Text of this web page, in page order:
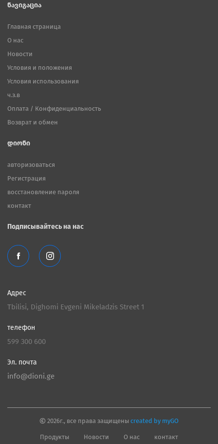
ნავიგაცია
Главная страница
О нас
Новости
Условия и положения
Условия использования
ч.з.в
Оплата / Конфиденциальность
Возврат и обмен
დიონი
авторизоваться
Регистрация
восстановление пароля
контакт
Подписывайтесь на нас
Адрес
Tbilisi, Dighomi Evgeni Mikeladzis Street 1
телефон
599 300 600
Эл. почта
info@dioni.ge
2026г., все права защищены created by myGO
Продукты Новости О нас контакт